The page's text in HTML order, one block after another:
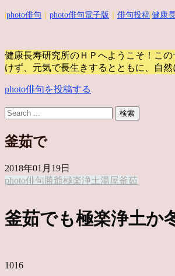
photo俳句 photo俳句電子版 俳句投稿 健康
健康長寿研究所のＨＰへようこそ！こ
けず、元気で長生きするとともに、自
photo俳句を投稿する
釜茹で
2018年01月19日
photo俳句 勝爺極楽浄土湯屋釜茹
釜茹でも極楽浄土か
1016